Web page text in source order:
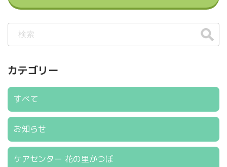
カテゴリー
すべて
お知らせ
ケアセンター 花の里かつぼ